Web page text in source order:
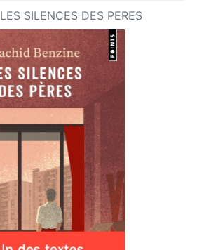
LES SILENCES DES PERES